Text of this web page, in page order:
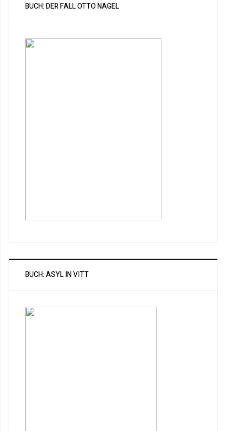
BUCH: DER FALL OTTO NAGEL
BUCH: ASYL IN VITT